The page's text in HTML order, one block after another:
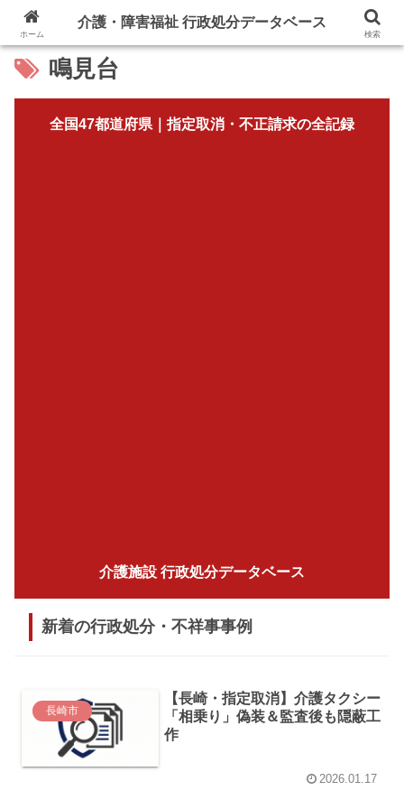
鳴見台
全国47都道府県｜指定取消・不正請求の全記録
介護施設 行政処分データベース
新着の行政処分・不祥事事例
長崎市
【長崎・指定取消】介護タクシー
「相乗り」偽装＆監査後も隠蔽工
作
2026.01.17
ホーム
介護・障害福祉 行政処分データベース
検索